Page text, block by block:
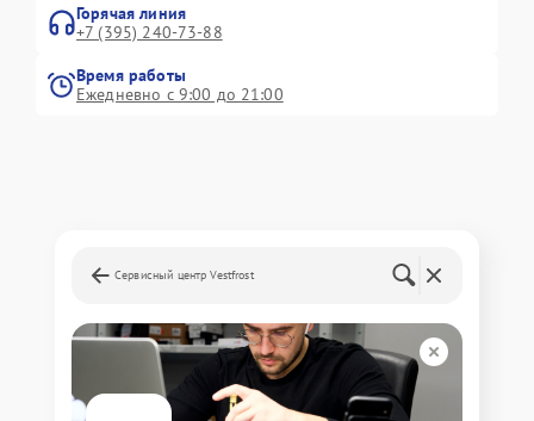
Горячая линия
+7 (395) 240-73-88
Время работы
Ежедневно с 9:00 до 21:00
Сервисный центр Vestfrost